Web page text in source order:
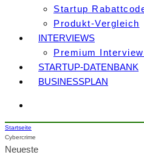
Startup
Produkt-Vergleich
INTERVIEWS
Premium
STARTUP-DATENBANK
BUSINESSPLAN
Startseite
Cybercrime
Neueste